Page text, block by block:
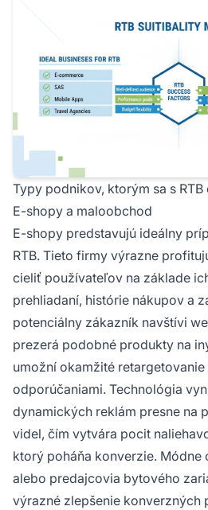
Typy podnikov, ktorým sa s RTB
E-shopy a maloobchod
E-shopy predstavujú ideálny
RTB. Tieto firmy výrazne
cieliť používateľov na základe
prehliadaní, histórie nákupov a
potenciálny zákazník navštívi
prezerá podobné produkty na
umožní okamžité
odporúčaniami. Technológia
dynamických reklám presne na
videl, čím vytvára pocit
ktorý poháňa konverzie. Módne
alebo predajcovia bytového
výrazné zlepšenie konverzných